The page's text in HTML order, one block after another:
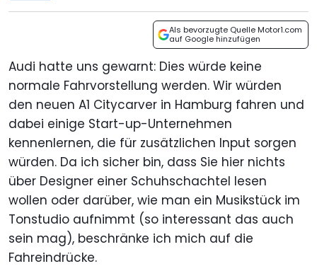
Als bevorzugte Quelle Motor1.com
auf Google hinzufügen
Audi hatte uns gewarnt: Dies würde keine
normale Fahrvorstellung werden. Wir würden
den neuen A1 Citycarver in Hamburg fahren und
dabei einige Start-up-Unternehmen
kennenlernen, die für zusätzlichen Input sorgen
würden. Da ich sicher bin, dass Sie hier nichts
über Designer einer Schuhschachtel lesen
wollen oder darüber, wie man ein Musikstück im
Tonstudio aufnimmt (so interessant das auch
sein mag), beschränke ich mich auf die
Fahreindrücke.